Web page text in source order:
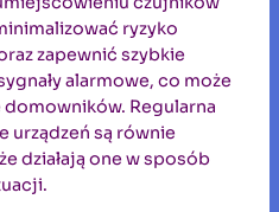
ryzyko
zapewnić szybkie
alarmowe, co może
Regularna
urządzeń są równie
działają one w sposób